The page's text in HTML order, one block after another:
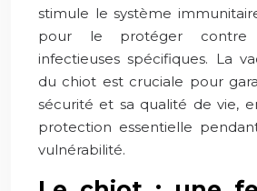
stimule le système
pour le protéger contre
infectieuses spécifiques. La
du chiot est cruciale pour
sécurité et sa qualité de vie,
protection essentielle
vulnérabilité.